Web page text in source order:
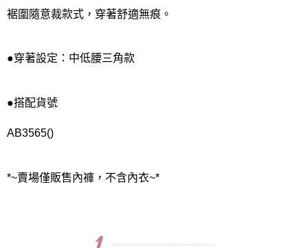
裾圍隨意裁款式，穿著舒適無痕。
●穿著設定：中低腰三角款
●搭配貨號
AB3565()
*~賣場僅販售內褲，不含內衣~*